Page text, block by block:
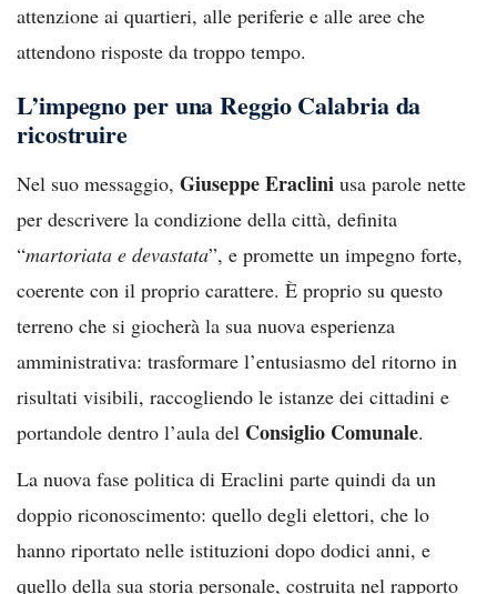
attenzione ai quartieri, alle periferie e alle aree che
attendono risposte da troppo tempo.
L’impegno per una Reggio Calabria da
ricostruire
Nel suo messaggio, Giuseppe Eraclini usa parole nette
per descrivere la condizione della città, definita
“martoriata e devastata”, e promette un impegno forte,
coerente con il proprio carattere. È proprio su questo
terreno che si giocherà la sua nuova esperienza
amministrativa: trasformare l’entusiasmo del ritorno in
risultati visibili, raccogliendo le istanze dei cittadini e
portandole dentro l’aula del Consiglio Comunale.
La nuova fase politica di Eraclini parte quindi da un
doppio riconoscimento: quello degli elettori, che lo
hanno riportato nelle istituzioni dopo dodici anni, e
quello della sua storia personale, costruita nel rapporto